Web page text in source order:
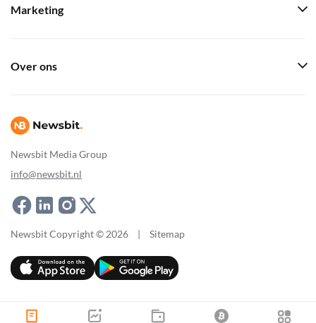
Newsbit Media Group
info@newsbit.nl
Marketing
Over ons
Newsbit Copyright © 2026 | Sitemap